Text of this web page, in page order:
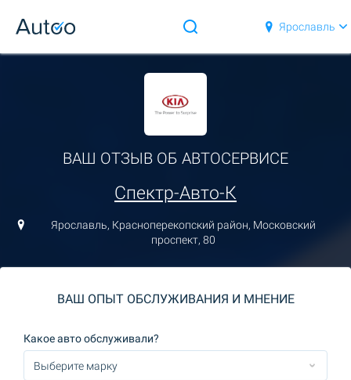
Ярославль
ВАШ ОТЗЫВ ОБ АВТОСЕРВИСЕ
Спектр-Авто-К
Ярославль, Красноперекопский район, Московский
проспект, 80
ВАШ ОПЫТ ОБСЛУЖИВАНИЯ И МНЕНИЕ
Какое авто обслуживали?